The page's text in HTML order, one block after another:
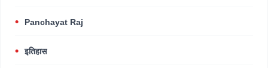
Panchayat Raj
इतिहास